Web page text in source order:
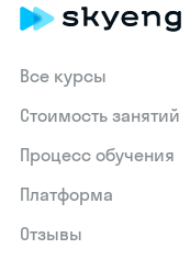
Все курсы
Стоимость занятий
Процесс обучения
Платформа
Отзывы